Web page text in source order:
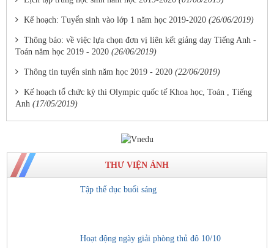
Kế hoạch: Tuyển sinh vào lớp 1 năm học 2019-2020 (26/06/2019)
Thông báo: về việc lựa chọn đơn vị liên kết giảng dạy Tiếng Anh -
Toán năm học 2019 - 2020 (26/06/2019)
Thông tin tuyển sinh năm học 2019 - 2020 (22/06/2019)
Kế hoạch tổ chức kỳ thi Olympic quốc tế Khoa học, Toán , Tiếng
Anh (17/05/2019)
THƯ VIỆN ẢNH
Tập thể dục buổi sáng
Hoạt động ngày giải phòng thủ đô 10/10